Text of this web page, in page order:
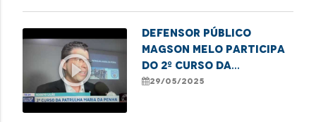
play_circle_outline
Defensor público
Magson Melo participa
do 2º curso da
Patrulha Maria da
29/05/2025